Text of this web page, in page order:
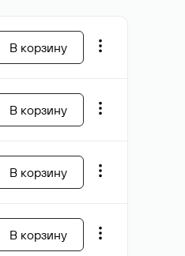
В корзину
В корзину
В корзину
В корзину